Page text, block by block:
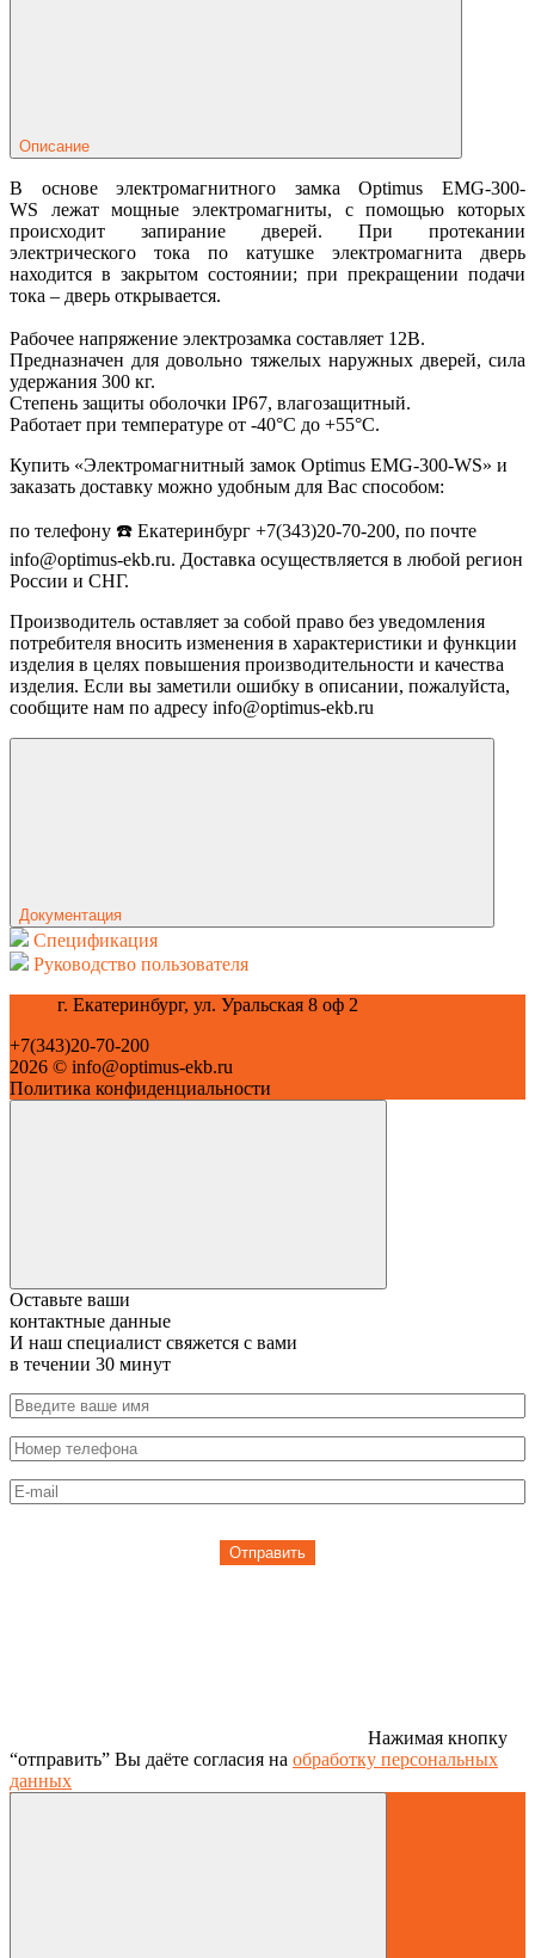
Описание
В основе электромагнитного замка Optimus EMG-300-
WS лежат мощные электромагниты, с помощью которых
происходит запирание дверей. При протекании
электрического тока по катушке электромагнита дверь
находится в закрытом состоянии; при прекращении подачи
тока – дверь открывается.
Рабочее напряжение электрозамка составляет 12В.
Предназначен для довольно тяжелых наружных дверей, сила
удержания 300 кг.
Степень защиты оболочки IP67, влагозащитный.
Работает при температуре от -40°С до +55°С.
Купить «Электромагнитный замок Optimus EMG-300-WS» и
заказать доставку можно удобным для Вас способом:
по телефону ☎️ Екатеринбург +7(343)20-70-200, по почте
info@optimus-ekb.ru. Доставка осуществляется в любой регион
России и СНГ.
Производитель оставляет за собой право без уведомления
потребителя вносить изменения в характеристики и функции
изделия в целях повышения производительности и качества
изделия. Если вы заметили ошибку в описании, пожалуйста,
сообщите нам по адресу info@optimus-ekb.ru
Документация
Спецификация
Руководство пользователя
г. Екатеринбург, ул. Уральская 8 оф 2
+7(343)20-70-200
2026 © info@optimus-ekb.ru
Политика конфиденциальности
Оставьте ваши
контактные данные
И наш специалист свяжется с вами
в течении 30 минут
Отправить
Нажимая кнопку
“отправить” Вы даёте согласия на обработку персональных
данных